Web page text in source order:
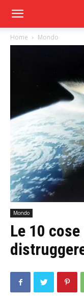
Home Mondo
Mondo
Le 10